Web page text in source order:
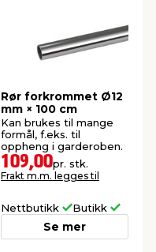
Rør forkrommet Ø12
mm × 100 cm
Kan brukes til mange
formål, f.eks. til
oppheng i garderoben.
109,00pr. stk.
Frakt m.m. legges til
Nettbutikk Butikk
Se mer